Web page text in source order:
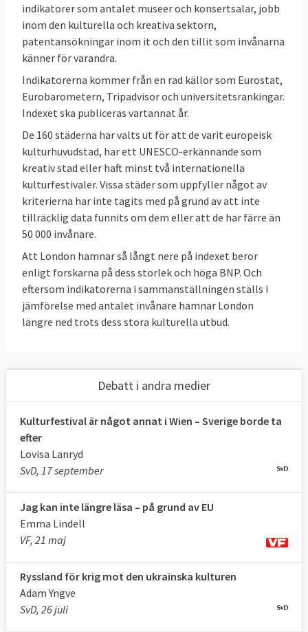
indikatorer som antalet museer och konsertsalar, jobb
inom den kulturella och kreativa sektorn,
patentansökningar inom it och den tillit som invånarna
känner för varandra.
Indikatorerna kommer från en rad källor som Eurostat,
Eurobarometern, Tripadvisor och universitetsrankingar.
Indexet ska publiceras vartannat år.
De 160 städerna har valts ut för att de varit europeisk
kulturhuvudstad, har ett UNESCO-erkännande som
kreativ stad eller haft minst två internationella
kulturfestivaler. Vissa städer som uppfyller något av
kriterierna har inte tagits med på grund av att inte
tillräcklig data funnits om dem eller att de har färre än
50 000 invånare.
Att London hamnar så långt nere på indexet beror
enligt forskarna på dess storlek och höga BNP. Och
eftersom indikatorerna i sammanställningen ställs i
jämförelse med antalet invånare hamnar London
längre ned trots dess stora kulturella utbud.
Debatt i andra medier
Kulturfestival är något annat i Wien – Sverige borde ta
efter
Lovisa Lanryd
SvD, 17 september
Jag kan inte längre läsa – på grund av EU
Emma Lindell
VF, 21 maj
Ryssland för krig mot den ukrainska kulturen
Adam Yngve
SvD, 26 juli